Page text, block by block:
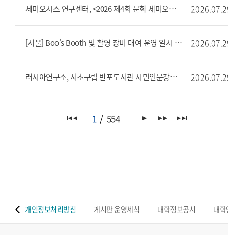
세미오시스 연구센터, <2026 제4회 문화 세미오시스 비평교실> 개최 안내
[서울] Boo's Booth 및 촬영 장비 대여 운영 일시 중단 안내(7/29 ~ 8/5)
러시아연구소, 서초구립 반포도서관 시민인문강좌 개최 안내
1 554
개인정보처리방침 게시판 운영세칙 대학정보공시 대